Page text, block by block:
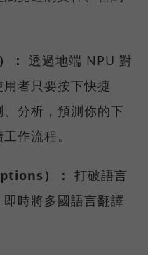
： 透過地端 NPU 對
者只要按下快捷
分析，預測你的下
作流程。
）： 打破語言
時將多國語言翻譯